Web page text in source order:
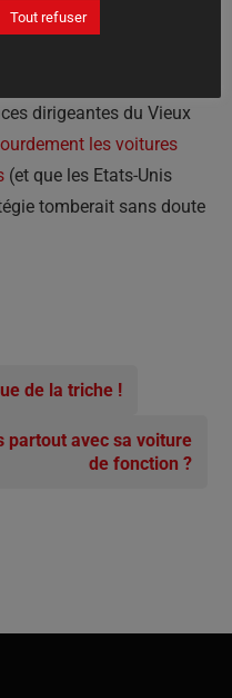
On se demande bien
dirigeantes du Vieux
les voitures
(et que les Etats-Unis
tomberait sans doute
de la triche !
partout avec sa voiture
de fonction ?
Tout refuser